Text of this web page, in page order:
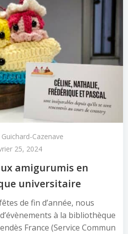
Cazenave
25, 2024
amigurumis en
universitaire
de fin d’année, nous
à la bibliothèque
France (Service Commun